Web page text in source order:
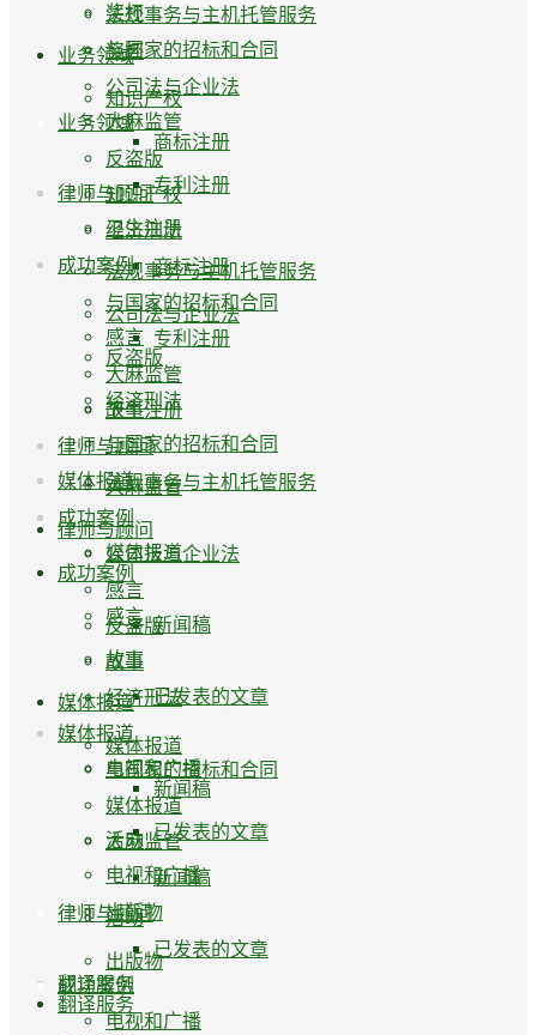
与国家的招标和合同
大麻监管
律师与顾问
成功案例
感言
故事
媒体报道
媒体报道
新闻稿
已发表的文章
电视和广播
活动
出版物
翻译服务
法规事务与主机托管服务
公司法与企业法
反盗版
经济刑法
与国家的招标和合同
大麻监管
律师与顾问
成功案例
感言
故事
媒体报道
媒体报道
新闻稿
已发表的文章
电视和广播
奖杯
业务领域
知识产权
商标注册
专利注册
卫生注册
法规事务与主机托管服务
公司法与企业法
反盗版
经济刑法
与国家的招标和合同
大麻监管
律师与顾问
成功案例
奖杯
业务领域
知识产权
商标注册
专利注册
卫生注册
法规事务与主机托管服务
公司法与企业法
反盗版
经济刑法
与国家的招标和合同
大麻监管
律师与顾问
成功案例
感言
故事
媒体报道
媒体报道
新闻稿
已发表的文章
电视和广播
活动
出版物
翻译服务